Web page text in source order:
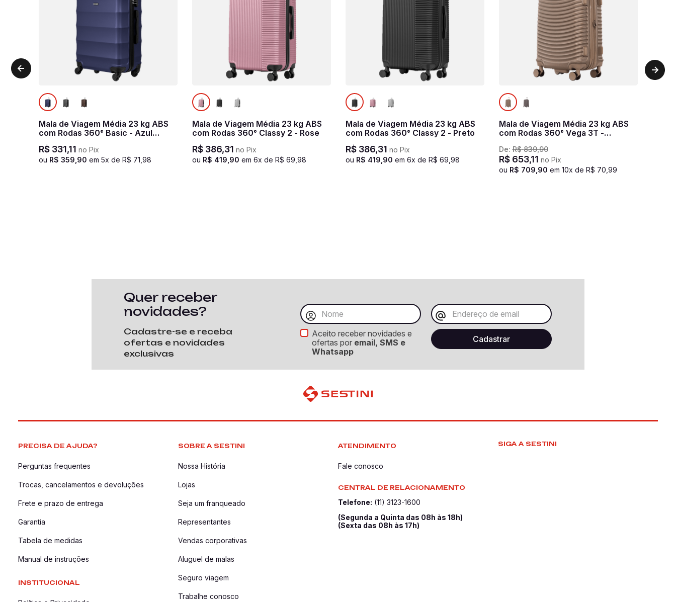
Mala de Viagem Média 23 kg ABS
com Rodas 360° Basic - Azul
marinho
R$ 331,11 no Pix
ou R$ 359,90 em 5x de R$ 71,98
Mala de Viagem Média 23 kg ABS
com Rodas 360° Classy 2 - Rose
R$ 386,31 no Pix
ou R$ 419,90 em 6x de R$ 69,98
Mala de Viagem Média 23 kg ABS
com Rodas 360° Classy 2 - Preto
R$ 386,31 no Pix
ou R$ 419,90 em 6x de R$ 69,98
Mala de Viagem Média 23 kg ABS
com Rodas 360° Vega 3T -
De:R$ 839,90
R$ 653,11 no Pix
ou R$ 709,90 em 10x de R$ 70,99
Quer receber
novidades?
Cadastre-se e receba
ofertas e novidades
exclusivas
Aceito receber novidades e
ofertas por email, SMS e
Whatsapp
PRECISA DE AJUDA?
Perguntas frequentes
Trocas, cancelamentos e devoluções
Frete e prazo de entrega
Garantia
Tabela de medidas
Manual de instruções
INSTITUCIONAL
SOBRE A SESTINI
Nossa História
Lojas
Seja um franqueado
Representantes
Vendas corporativas
Aluguel de malas
Seguro viagem
Trabalhe conosco
ATENDIMENTO
Fale conosco
CENTRAL DE RELACIONAMENTO
Telefone: (11) 3123-1600
(Segunda a Quinta das 08h às 18h)
(Sexta das 08h às 17h)
SIGA A SESTINI